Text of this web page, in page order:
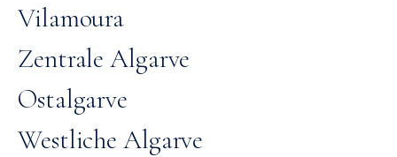
Vilamoura
Zentrale Algarve
Ostalgarve
Westliche Algarve